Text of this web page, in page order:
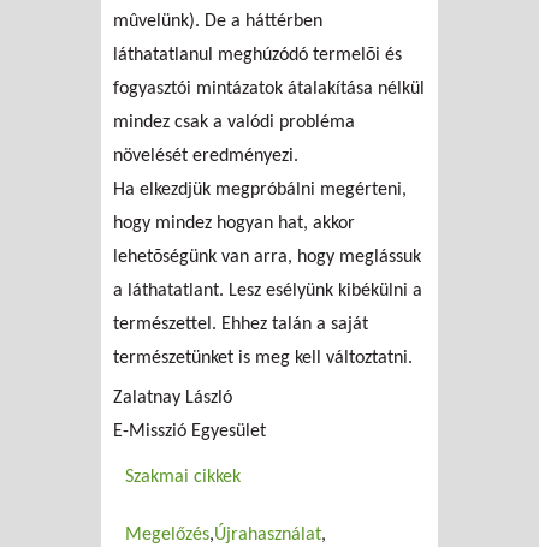
mûvelünk). De a háttérben
láthatatlanul meghúzódó termelõi és
fogyasztói mintázatok átalakítása nélkül
mindez csak a valódi probléma
növelését eredményezi.
Ha elkezdjük megpróbálni megérteni,
hogy mindez hogyan hat, akkor
lehetõségünk van arra, hogy meglássuk
a láthatatlant. Lesz esélyünk kibékülni a
természettel. Ehhez talán a saját
természetünket is meg kell változtatni.
Zalatnay László
E-Misszió Egyesület
Szakmai cikkek
Megelőzés Újrahasználat